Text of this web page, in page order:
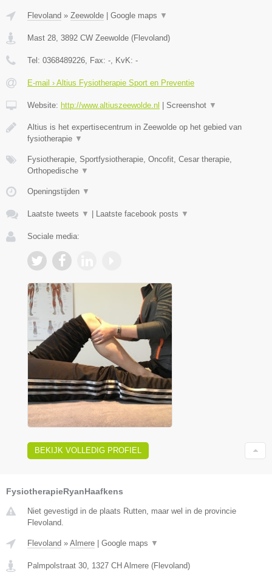
Flevoland » Zeewolde Google maps ▼
Mast 28 3892 CW Zeewolde (Flevoland)
Tel: 0368489226 , Fax: - , KvK: -
E-mail › Altius Fysiotherapie Sport en Preventie
Website: http://www.altiuszeewolde.nl Screenshot ▼
Altius is het expertisecentrum in Zeewolde op het gebied van
fysiotherapie ▼
Fysiotherapie, Sportfysiotherapie, Oncofit, Cesar therapie,
Orthopedische ▼
Openingstijden ▼
Laatste tweets ▼ Laatste facebook posts ▼
Sociale media:
BEKIJK VOLLEDIG PROFIEL
FysiotherapieRyanHaafkens
Niet gevestigd in de plaats Rutten, maar wel in de provincie
Flevoland.
Flevoland » Almere Google maps ▼
Palmpolstraat 30 1327 CH Almere (Flevoland)